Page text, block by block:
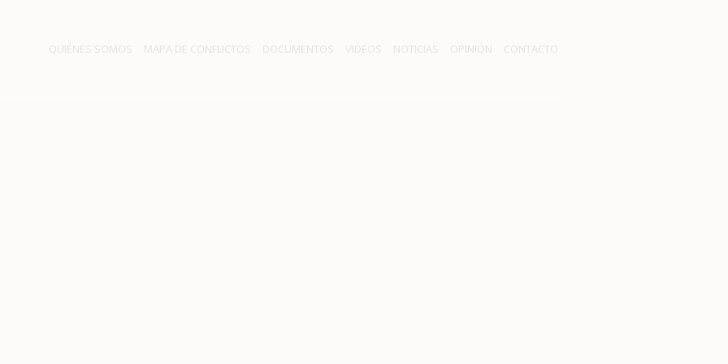
QUIÉNES SOMOS MAPA DE CONFLICTOS DOCUMENTOS VIDEOS NOTICIAS OPINIÓN CONTACTO